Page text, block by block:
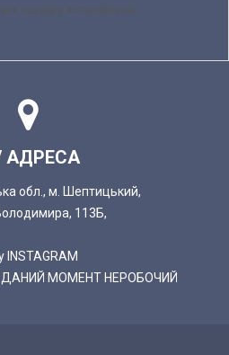
товару у встановленні
АДРЕСА
обл., м. Шептицький,
113Б,
INSTAGRAM
ДАНИЙ МОМЕНТ НЕРОБОЧИЙ